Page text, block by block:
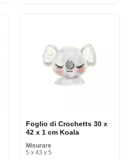
Foglio di Crochetts 30 x
42 x 1 cm Koala
Misurare
5 x 43 x 5